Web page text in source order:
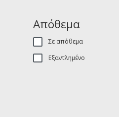
Απόθεμα
Σε απόθεμα
Εξαντλημένο